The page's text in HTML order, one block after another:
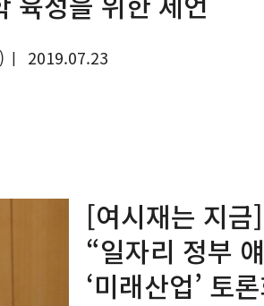
|
2019.07.23
[여시재는 지
“일자리 정부
‘미래산업’ 토